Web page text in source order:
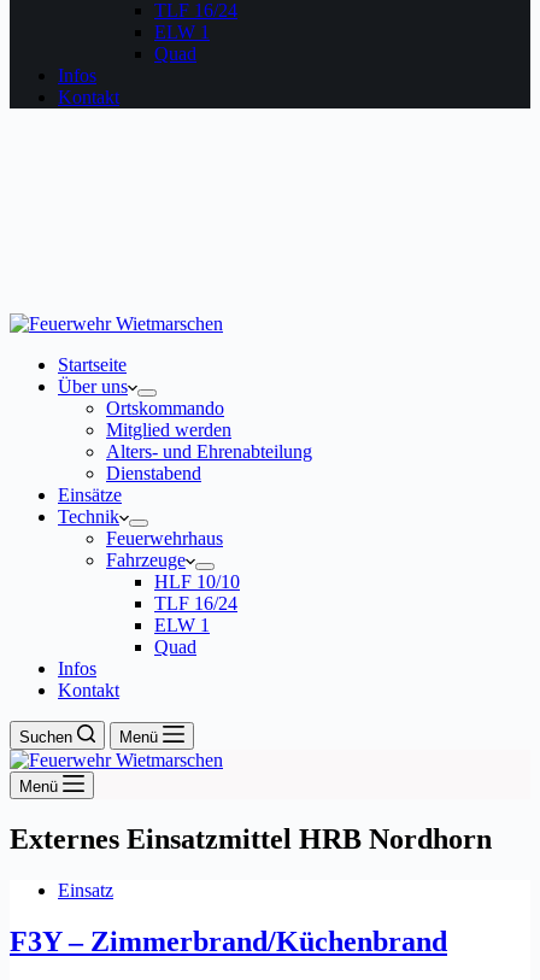
TLF 16/24
ELW 1
Quad
Infos
Kontakt
Startseite
Über uns
Ortskommando
Mitglied werden
Alters- und Ehrenabteilung
Dienstabend
Einsätze
Technik
Feuerwehrhaus
Fahrzeuge
HLF 10/10
TLF 16/24
ELW 1
Quad
Infos
Kontakt
Suchen Menü
Menü
Externes Einsatzmittel HRB Nordhorn
Einsatz
F3Y – Zimmerbrand/Küchenbrand